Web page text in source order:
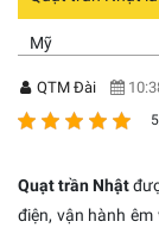
Mỹ
QTM Đài
Quạt trần Nhật
điện, vận hành